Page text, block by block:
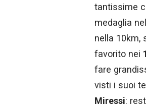
tantissime
medaglia
nella 10km,
favorito nei
fare
visti i suoi
Miressi: